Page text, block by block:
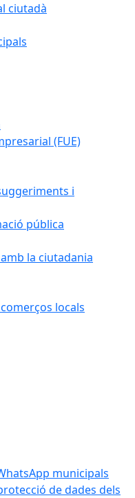
ciutadà
(FUE)
i
pública
la ciutadania
locals
municipals
de dades dels